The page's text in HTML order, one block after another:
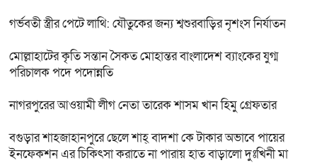
গর্ভবতী স্ত্রীর পেটে লাথি: যৌতুকের জন্য শ্বশুরবাড়ির নৃশংস নির্যাতন
মোল্লাহাটের কৃতি সন্তান সৈকত মোহান্তর বাংলাদেশ ব্যাংকের যুগ্ম
পরিচালক পদে পদোন্নতি
নাগরপুরের আওয়ামী লীগ নেতা তারেক শাসম খান হিমু গ্রেফতার
বগুড়ার শাহজাহানপুরে ছেলে শাহ্ বাদশা কে টাকার অভাবে পায়ের
ইনফেকশন এর চিকিৎসা করাতে না পারায় হাত বাড়ালো দুঃখিনী মা